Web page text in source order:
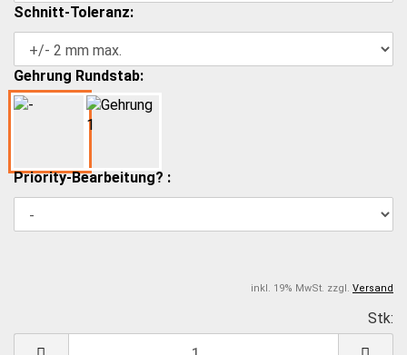
Schnitt-Toleranz:
Gehrung Rundstab:
Priority-Bearbeitung? :
inkl. 19% MwSt. zzgl. Versand
Stk: